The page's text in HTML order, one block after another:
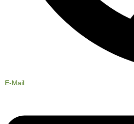
E-Mail